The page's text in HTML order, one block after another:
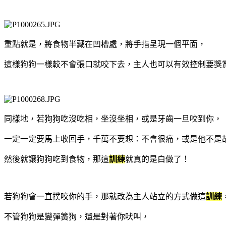
重點就是，將食物半藏在凹槽處，將手指呈現一個平面，
這樣狗狗一樣較不會張口就咬下去，主人也可以有效控制要獎
同樣地，若狗狗吃沒吃相，坐沒坐相，或是牙齒一旦咬到你，
一定一定要馬上收回手，千萬不要想：不會很痛，或是他不是
然後就讓狗狗吃到食物，那這訓練就真的是白做了！
若狗狗會一直撲咬你的手，那就改為主人站立的方式做這訓練
不管狗狗是變彈簧狗，還是對著你吠叫，